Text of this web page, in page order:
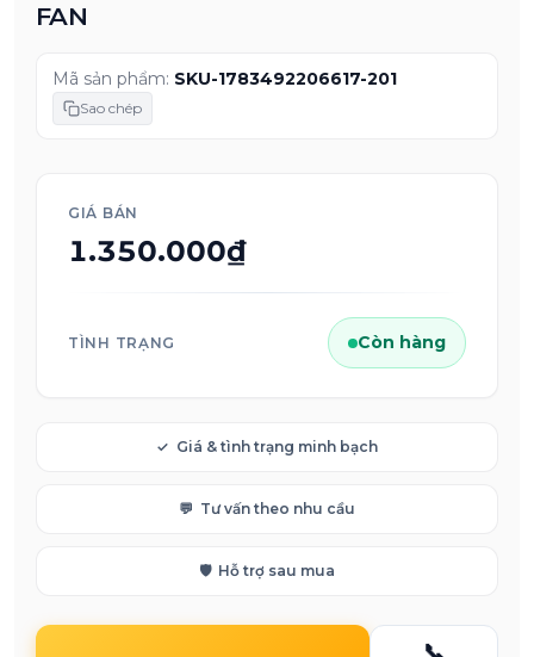
FAN
Mã sản phẩm: SKU-1783492206617-201
Sao chép
GIÁ BÁN
1.350.000₫
TÌNH TRẠNG Còn hàng
✓ Giá & tình trạng minh bạch
💬 Tư vấn theo nhu cầu
🛡️ Hỗ trợ sau mua